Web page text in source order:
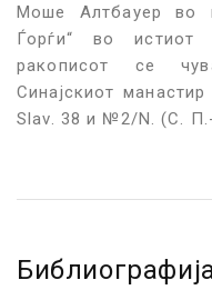
Моше Алтбауер во
Ѓорѓи“ во
ракописот се
Синајскиот манастир
Slav. 38 и №2/N. (С.